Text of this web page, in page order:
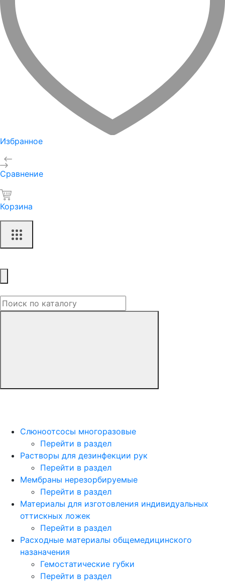
Избранное
Сравнение
Корзина
Слюноотсосы многоразовые
Перейти в раздел
Растворы для дезинфекции рук
Перейти в раздел
Мембраны нерезорбируемые
Перейти в раздел
Материалы для изготовления индивидуальных
оттискных ложек
Перейти в раздел
Расходные материалы общемедицинского
назаначения
Гемостатические губки
Перейти в раздел